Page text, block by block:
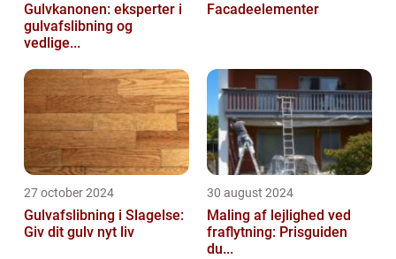
Gulvkanonen: eksperter i
gulvafslibning og
vedlige...
Facadeelementer
27 october 2024
Gulvafslibning i Slagelse:
Giv dit gulv nyt liv
30 august 2024
Maling af lejlighed ved
fraflytning: Prisguiden
du...